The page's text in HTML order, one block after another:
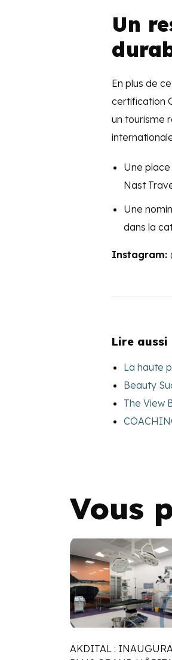
Un
En plus de
certification
un tourisme
Une
Nast
Une
dans la
Instagram:
Lire aussi
La haute
Beauty
The View
Vous
AKDITAL :